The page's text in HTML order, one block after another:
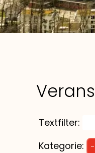
Textfilter:
Kategorie:
-